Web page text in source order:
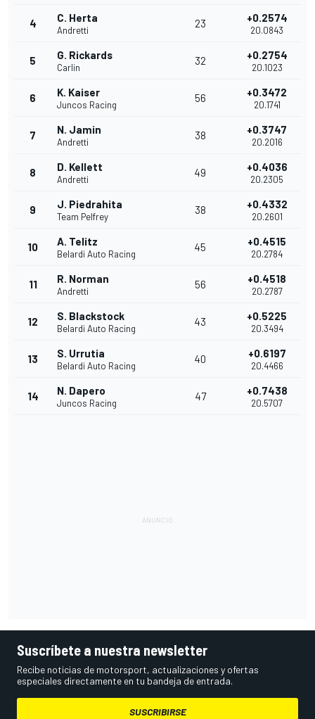
4 C. Herta
Andretti
23 +0.2574
20.0843
5 G. Rickards
Carlin
32 +0.2754
20.1023
6 K. Kaiser
Juncos Racing
56 +0.3472
20.1741
7 N. Jamin
Andretti
38 +0.3747
20.2016
8 D. Kellett
Andretti
49 +0.4036
20.2305
9 J. Piedrahita
Team Pelfrey
38 +0.4332
20.2601
10 A. Telitz
Belardi Auto Racing
45 +0.4515
20.2784
11 R. Norman
Andretti
56 +0.4518
20.2787
12 S. Blackstock
Belardi Auto Racing
43 +0.5225
20.3494
13 S. Urrutia
Belardi Auto Racing
40 +0.6197
20.4466
14 N. Dapero
Juncos Racing
47 +0.7438
20.5707
Suscríbete a nuestra newsletter
Recibe noticias de motorsport, actualizaciones y ofertas
especiales directamente en tu bandeja de entrada.
SUSCRIBIRSE